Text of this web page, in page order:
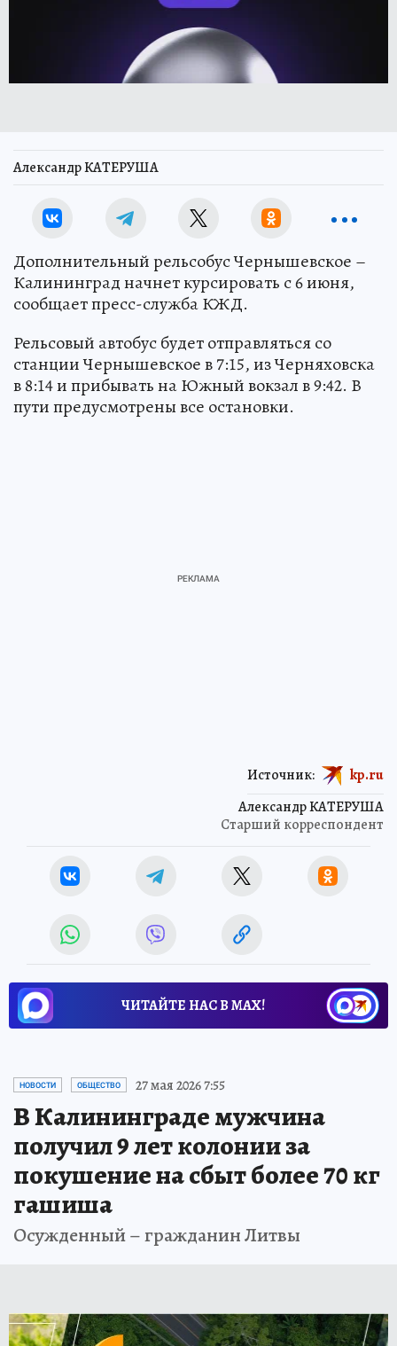
Александр КАТЕРУША
Дополнительный рельсобус Чернышевское –
Калининград начнет курсировать с 6 июня,
сообщает пресс-служба КЖД.
Рельсовый автобус будет отправляться со
станции Чернышевское в 7:15, из Черняховска
в 8:14 и прибывать на Южный вокзал в 9:42. В
пути предусмотрены все остановки.
Александр КАТЕРУША
Старший корреспондент
Источник: kp.ru
ЧИТАЙТЕ НАС В МАХ!
НОВОСТИ ОБЩЕСТВО 27 мая 2026 7:55
В Калининграде мужчина
получил 9 лет колонии за
покушение на сбыт более 70 кг
гашиша
Осужденный – гражданин Литвы